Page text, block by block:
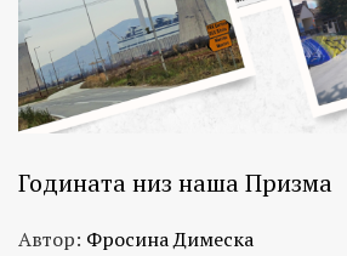
Годината низ наша Призма
Автор: Фросина Димеска